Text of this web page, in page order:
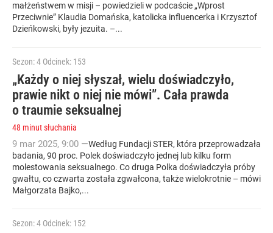
małżeństwem w misji – powiedzieli w podcaście „Wprost
Przeciwnie” Klaudia Domańska, katolicka influencerka i Krzysztof
Dzieńkowski, były jezuita. –...
Sezon: 4 Odcinek: 153
„Każdy o niej słyszał, wielu doświadczyło,
prawie nikt o niej nie mówi”. Cała prawda
o traumie seksualnej
48 minut słuchania
9 mar 2025, 9:00 —Według Fundacji STER, która przeprowadzała
badania, 90 proc. Polek doświadczyło jednej lub kilku form
molestowania seksualnego. Co druga Polka doświadczyła próby
gwałtu, co czwarta została zgwałcona, także wielokrotnie – mówi
Małgorzata Bajko,...
Sezon: 4 Odcinek: 152